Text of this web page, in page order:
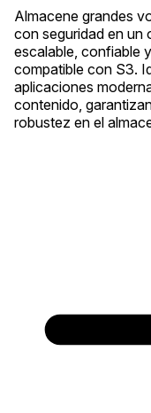
Almacene grandes
con seguridad en un
escalable, confiable
compatible con S3.
aplicaciones
contenido,
robustez en el